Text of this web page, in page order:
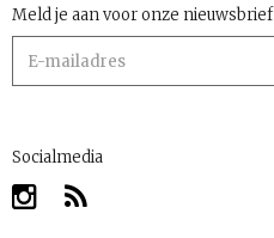
Meld je aan voor onze nieuwsbrief
Socialmedia